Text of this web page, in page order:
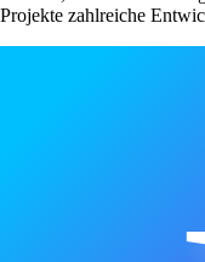
Projekte zahlreiche